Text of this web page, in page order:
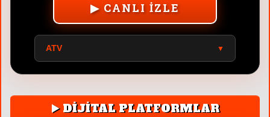
▶ CANLI İZLE
ATV ▼
▶️ DİJİTAL PLATFORMLAR